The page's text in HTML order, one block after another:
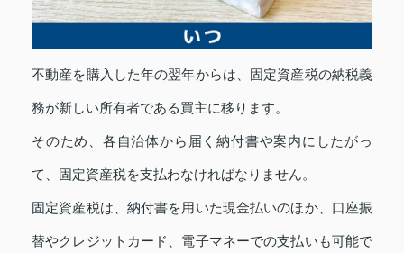
不動産を購入した年の翌年からは、固定資産税の納税義
務が新しい所有者である買主に移ります。
そのため、各自治体から届く納付書や案内にしたがっ
て、固定資産税を支払わなければなりません。
固定資産税は、納付書を用いた現金払いのほか、口座振
替やクレジットカード、電子マネーでの支払いも可能で